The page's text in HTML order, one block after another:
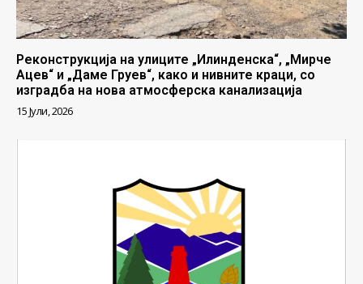
Реконструкција на улиците „Илинденска“, „Мирче
Ацев“ и „Даме Груев“, како и нивните краци, со
изградба на нова атмосферска канализација
15 Јули, 2026